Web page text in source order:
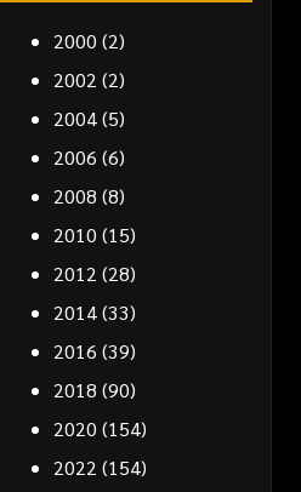
2000 (2)
2002 (2)
2004(5)
2006 (6)
2008 (8)
2010 (15)
2012 (28)
2014(33)
2016 (39)
2018 (90)
2020 (154)
2022 (154)